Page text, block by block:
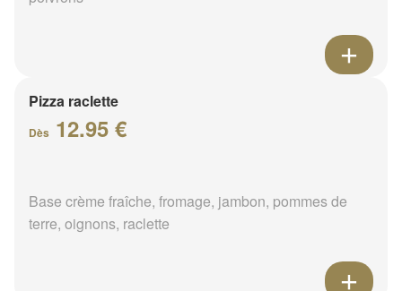
Pizza raclette
Dès 12.95 €
Base crème fraîche, fromage, jambon, pommes de
terre, oignons, raclette